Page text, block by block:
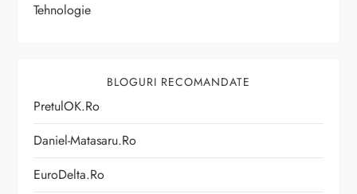
Tehnologie
BLOGURI RECOMANDATE
PretulOK.ro
Daniel-Matasaru.ro
EuroDelta.ro